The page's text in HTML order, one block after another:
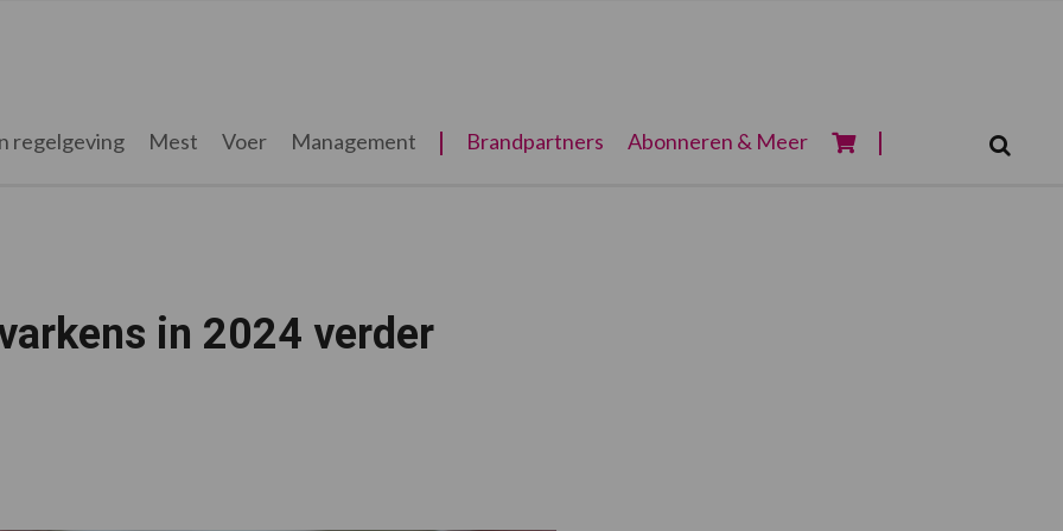
regelgeving Mest Voer Management Brandpartners Abonneren & Meer
in 2024 verder